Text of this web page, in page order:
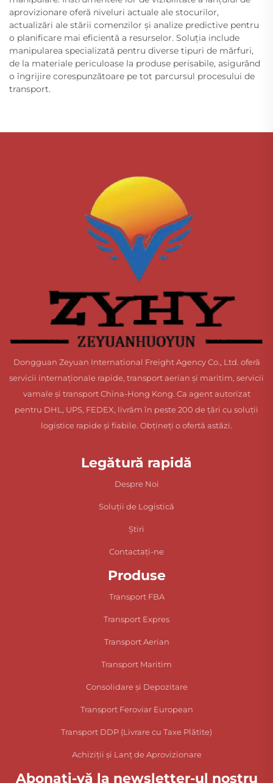
aprovizionare oferă niveluri actuale ale stocurilor,
actualizări ale stării comenzilor și analize predictive pentru
o planificare mai eficientă a resurselor. Soluția include
manipularea specializată pentru diverse tipuri de mărfuri,
de la materiale periculoase la produse perisabile, asigurând
o îngrijire corespunzătoare pe tot parcursul procesului de
transport.
Dongguan Zeyuan International Freight Agency Co., Ltd. oferă
servicii internaționale rapide, transport aerian și maritim, servicii
vamale și transport China-Hong Kong. Ca agent autorizat
pentru DHL, UPS, FEDEX, livrăm în peste 200 de țări cu soluții
logistice rapide și fiabile. Obțineți o ofertă astăzi.
Legătură rapidă
Despre Noi
Soluții de Logistică
Știri
Contactați-ne
Produse
Transport FBA
Transport Expres
Transport Aerian
Transport Maritim
Consolidare și Depozitare
Transport Feroviar European
Transport DDP (Livrare cu Taxe Plătite)
Achiziții și Lanț de Aprovizionare
Abonați-vă la newsletter-ul nostru